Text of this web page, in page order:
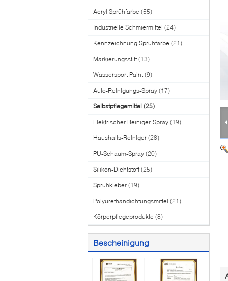
Acryl Sprühfarbe (55)
Industrielle Schmiermittel (24)
Kennzeichnung Sprühfarbe (21)
Markierungsstift (13)
Wassersport Paint (9)
Auto-Reinigungs-Spray (17)
Selbstpflegemittel (25)
Elektrischer Reiniger-Spray (19)
Haushalts-Reiniger (28)
PU-Schaum-Spray (20)
Silikon-Dichtstoff (25)
Sprühkleber (19)
Polyurethandichtungsmittel (21)
Körperpflegeprodukte (8)
Bescheinigung